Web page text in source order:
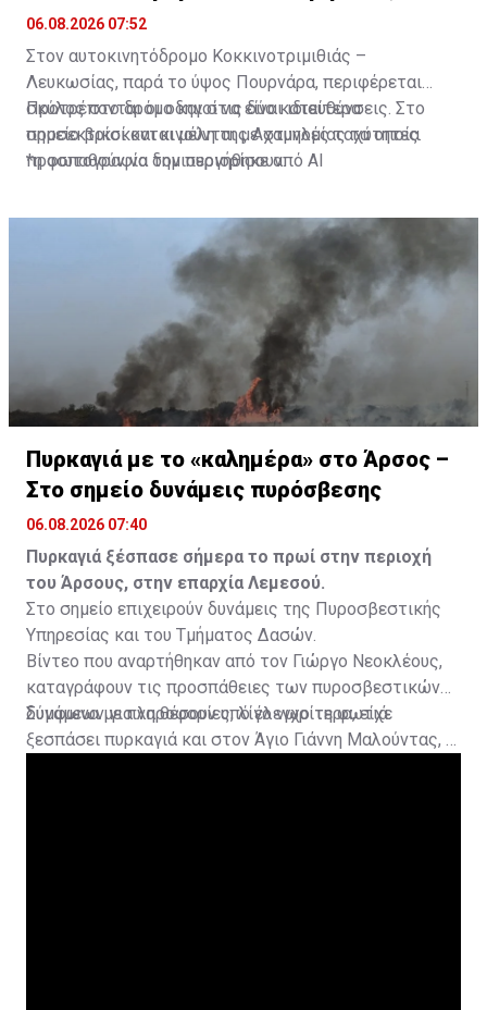
σίας
06.08.2026 07:52
Στον αυτοκινητόδρομο Κοκκινοτριμιθιάς –
Λευκωσίας, παρά το ύψος Πουρνάρα, περιφέρεται
σκύλος στο δρόμο και στις δύο κατευθύνσεις. Στο
σημείο βρίσκονται μέλη της Αστυνομίας τα οποία
προσπαθούν να τον περιορίσουν.
Προτρέπονται οι οδηγοί να είναι ιδιαίτερα
προσεκτικοί και κινούνται με χαμηλές ταχύτητες.
*η φωτογραφία δημιουργήθηκε από ΑΙ
Πυρκαγιά με το «καλημέρα» στο Άρσος –
Στο σημείο δυνάμεις πυρόσβεσης
06.08.2026 07:40
Πυρκαγιά ξέσπασε σήμερα το πρωί στην περιοχή
του Άρσους, στην επαρχία Λεμεσού.
Στο σημείο επιχειρούν δυνάμεις της Πυροσβεστικής
Υπηρεσίας και του Τμήματος Δασών.
Βίντεο που αναρτήθηκαν από τον Γιώργο Νεοκλέους,
καταγράφουν τις προσπάθειες των πυροσβεστικών
δυνάμεων για να θέσουν υπό έλεγχο τη φωτιά.
Σύμφωνα με πληροφορίες, λίγο νωρίτερα, είχε
ξεσπάσει πυρκαγιά και στον Άγιο Γιάννη Μαλούντας, η